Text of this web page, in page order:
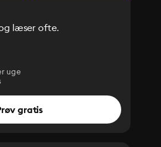
læser ofte.
uge
gratis